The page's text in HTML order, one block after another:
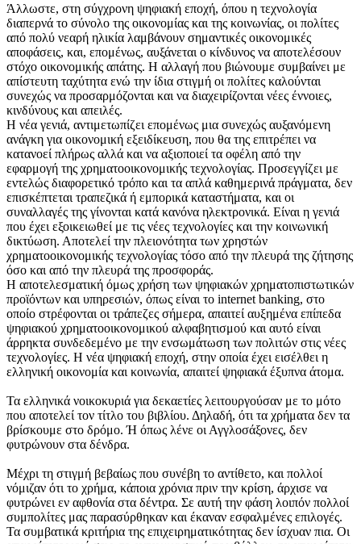
Άλλωστε, στη σύγχρονη ψηφιακή εποχή, όπου η τεχνολογία
διαπερνά το σύνολο της οικονομίας και της κοινωνίας, οι πολίτες
από πολύ νεαρή ηλικία λαμβάνουν σημαντικές οικονομικές
αποφάσεις, και, επομένως, αυξάνεται ο κίνδυνος να αποτελέσουν
στόχο οικονομικής απάτης. Η αλλαγή που βιώνουμε συμβαίνει με
απίστευτη ταχύτητα ενώ την ίδια στιγμή οι πολίτες καλούνται
συνεχώς να προσαρμόζονται και να διαχειρίζονται νέες έννοιες,
κινδύνους και απειλές.
Η νέα γενιά, αντιμετωπίζει επομένως μια συνεχώς αυξανόμενη
ανάγκη για οικονομική εξειδίκευση, που θα της επιτρέπει να
κατανοεί πλήρως αλλά και να αξιοποιεί τα οφέλη από την
εφαρμογή της χρηματοοικονομικής τεχνολογίας. Προσεγγίζει με
εντελώς διαφορετικό τρόπο και τα απλά καθημερινά πράγματα, δεν
επισκέπτεται τραπεζικά ή εμπορικά καταστήματα, και οι
συναλλαγές της γίνονται κατά κανόνα ηλεκτρονικά. Είναι η γενιά
που έχει εξοικειωθεί με τις νέες τεχνολογίες και την κοινωνική
δικτύωση. Αποτελεί την πλειονότητα των χρηστών
χρηματοοικονομικής τεχνολογίας τόσο από την πλευρά της ζήτησης
όσο και από την πλευρά της προσφοράς.
Η αποτελεσματική όμως χρήση των ψηφιακών χρηματοπιστωτικών
προϊόντων και υπηρεσιών, όπως είναι το internet banking, στο
οποίο στρέφονται οι τράπεζες σήμερα, απαιτεί αυξημένα επίπεδα
ψηφιακού χρηματοοικονομικού αλφαβητισμού και αυτό είναι
άρρηκτα συνδεδεμένο με την ενσωμάτωση των πολιτών στις νέες
τεχνολογίες. Η νέα ψηφιακή εποχή, στην οποία έχει εισέλθει η
ελληνική οικονομία και κοινωνία, απαιτεί ψηφιακά έξυπνα άτομα.
Τα ελληνικά νοικοκυριά για δεκαετίες λειτουργούσαν με το μότο
που αποτελεί τον τίτλο του βιβλίου. Δηλαδή, ότι τα χρήματα δεν τα
βρίσκουμε στο δρόμο. Ή όπως λένε οι Αγγλοσάξονες, δεν
φυτρώνουν στα δένδρα.
Μέχρι τη στιγμή βεβαίως που συνέβη το αντίθετο, και πολλοί
νόμιζαν ότι το χρήμα, κάποια χρόνια πριν την κρίση, άρχισε να
φυτρώνει εν αφθονία στα δέντρα. Σε αυτή την φάση λοιπόν πολλοί
συμπολίτες μας παρασύρθηκαν και έκαναν εσφαλμένες επιλογές.
Τα συμβατικά κριτήρια της επιχειρηματικότητας δεν ίσχυαν πια. Οι